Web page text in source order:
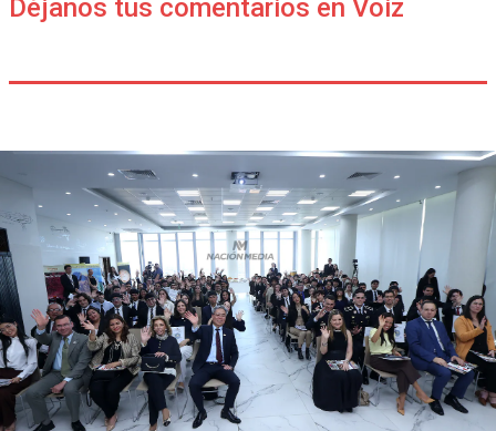
Déjanos tus comentarios en Voiz